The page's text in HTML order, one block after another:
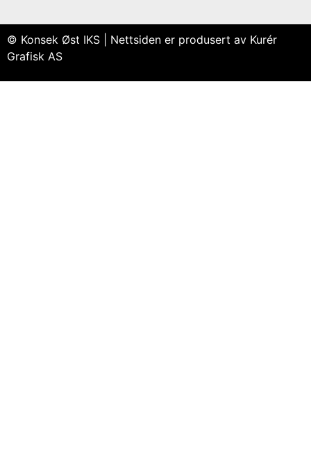
© Konsek Øst IKS | Nettsiden er produsert av Kurér
Grafisk AS